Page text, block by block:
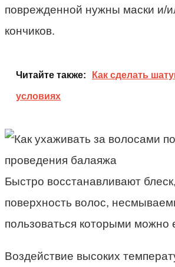
поврежденной нужны маски и/
кончиков.
Читайте также: Как сделать
условиях
Быстро восстанавливают
поверхность волос,
пользоваться которыми можно
Воздействие высоких